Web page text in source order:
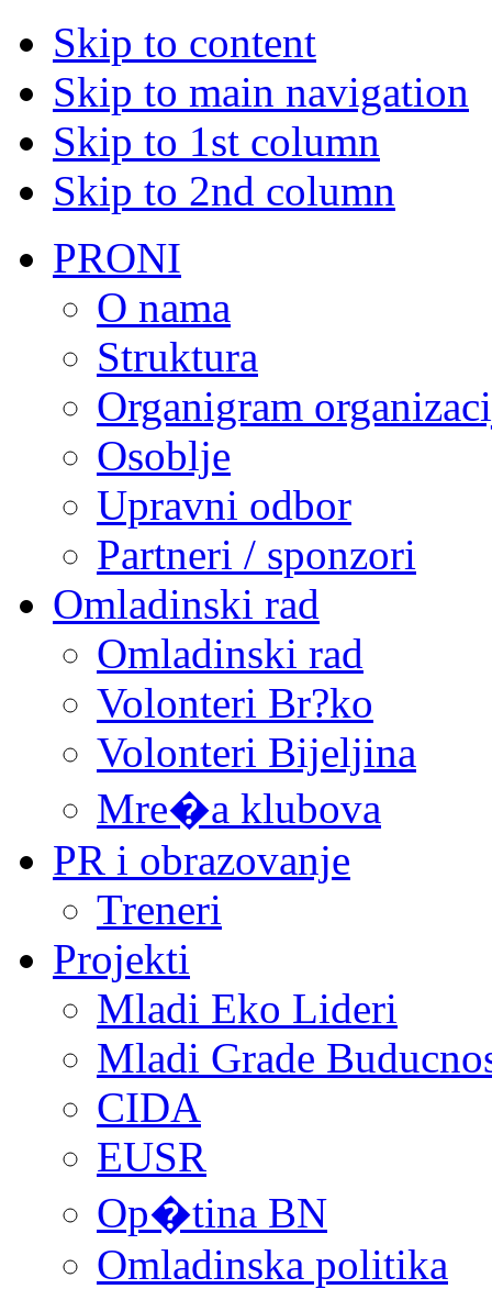
Skip to content
Skip to main navigation
Skip to 1st column
Skip to 2nd column
PRONI
O nama
Struktura
Organigram
Osoblje
Upravni odbor
Partneri / sponzori
Omladinski rad
Omladinski rad
Volonteri Br?ko
Volonteri Bijeljina
Mre�a klubova
PR i obrazovanje
Treneri
Projekti
Mladi Eko Lideri
Mladi Grade
CIDA
EUSR
Op�tina BN
Omladinska politika